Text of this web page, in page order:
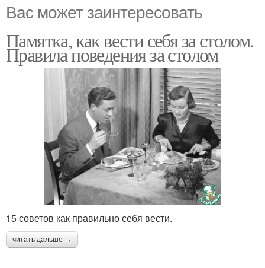
Вас может заинтересовать
Памятка, как вести себя за столом.
Правила поведения за столом
15 советов как правильно себя вести.
читать дальше →